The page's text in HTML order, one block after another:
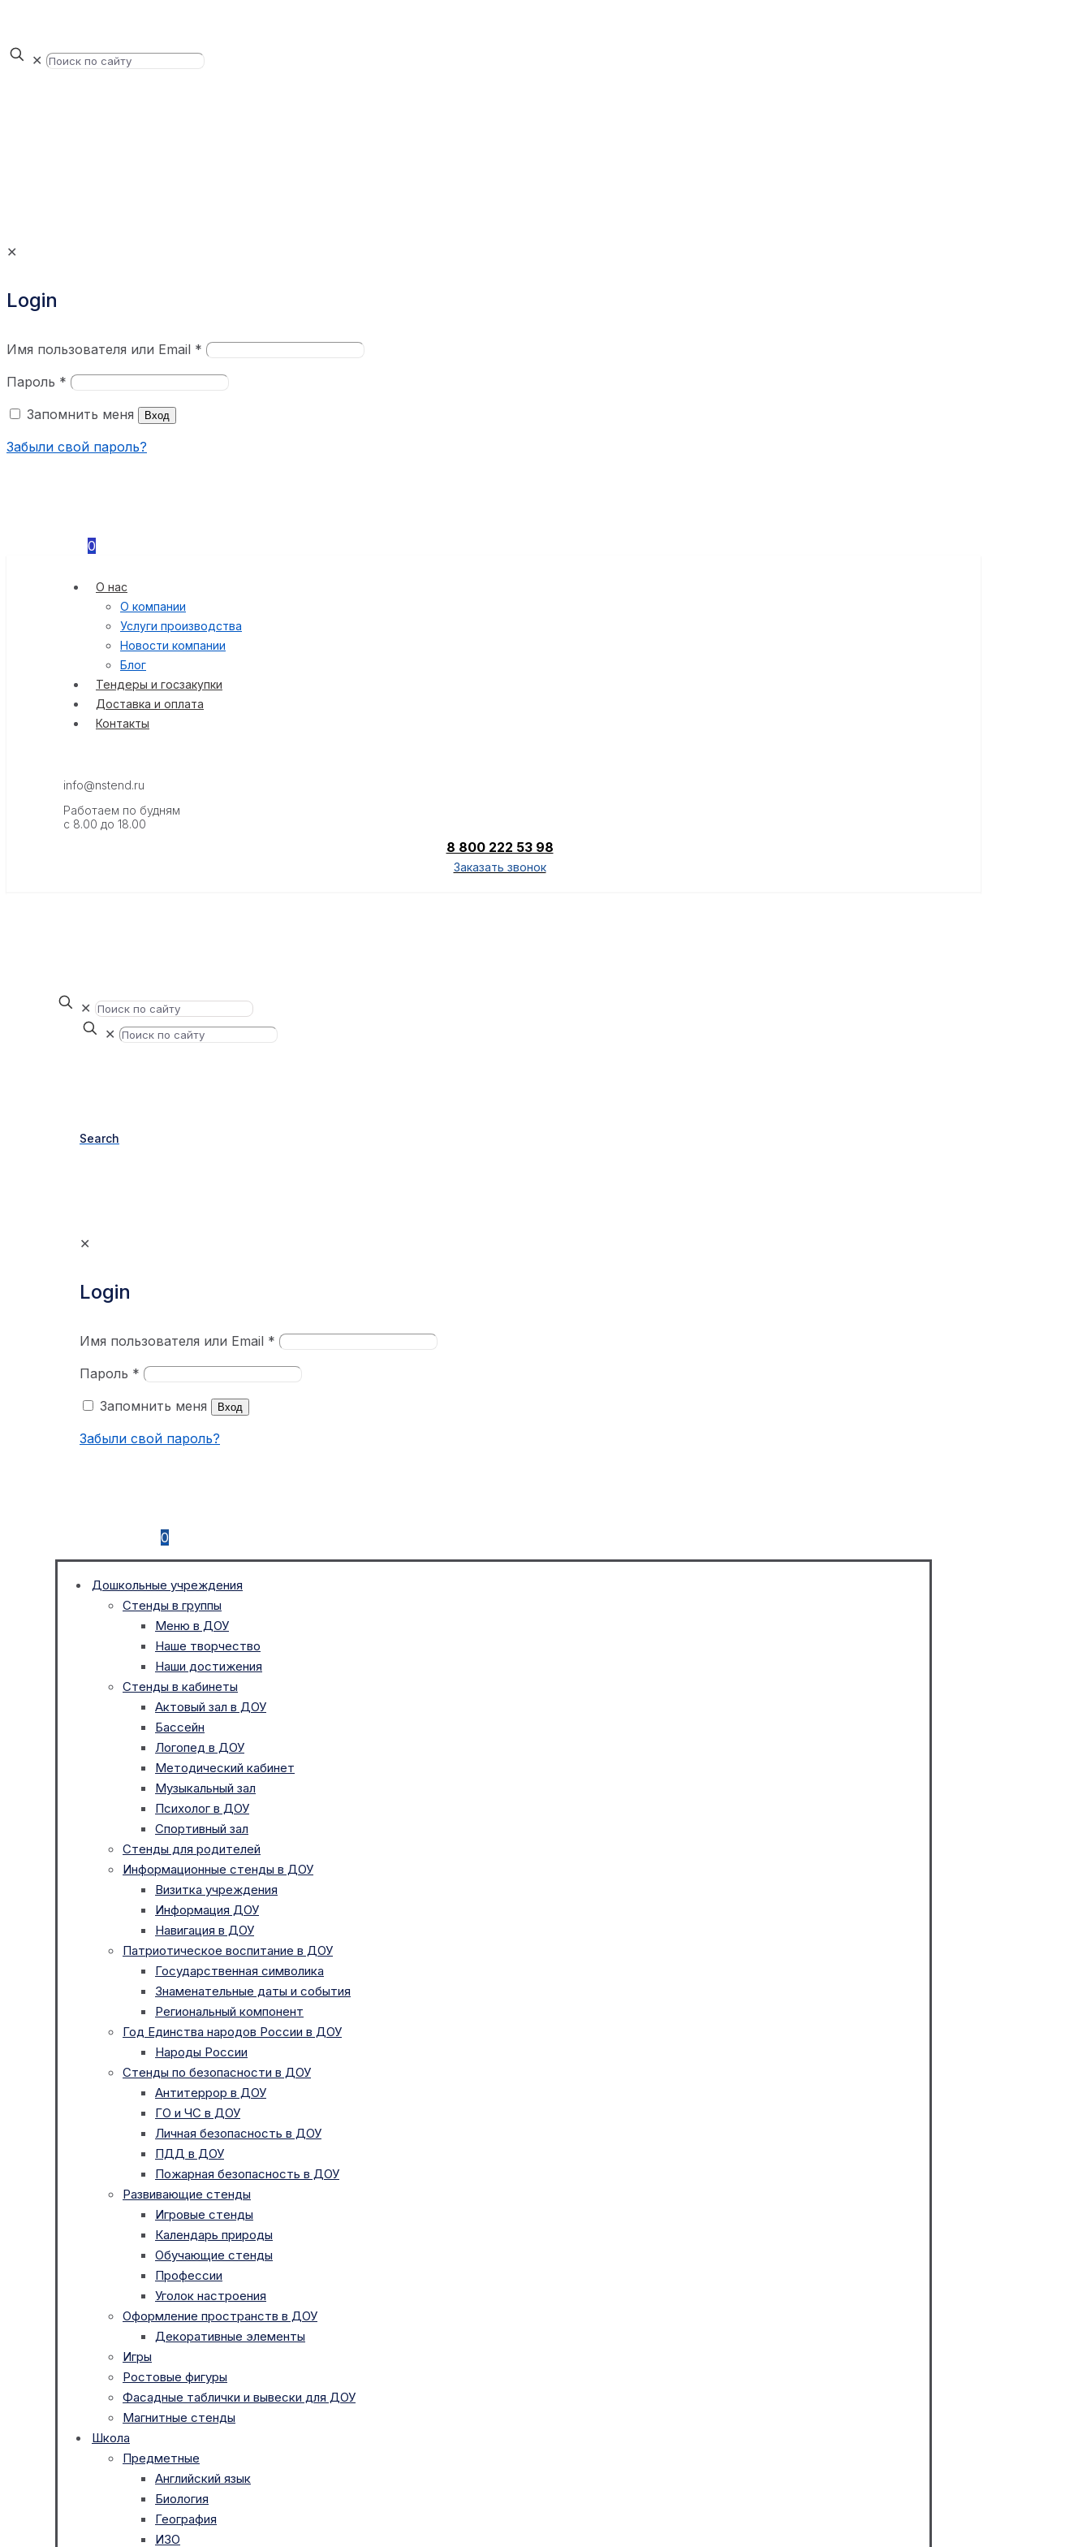
✕
✕
Login
Имя пользователя или Email *
Пароль *
Запомнить меня
Вход
Забыли свой пароль?
0
О нас
О компании
Услуги производства
Новости компании
Блог
Тендеры и госзакупки
Доставка и оплата
Контакты
info@nstend.ru
Работаем по будням
с 8.00 до 18.00
8 800 222 53 98
Заказать звонок
✕
✕
Search
✕
Login
Имя пользователя или Email *
Пароль *
Запомнить меня
Вход
Забыли свой пароль?
0
Дошкольные учреждения
Стенды в группы
Меню в ДОУ
Наше творчество
Наши достижения
Стенды в кабинеты
Актовый зал в ДОУ
Бассейн
Логопед в ДОУ
Методический кабинет
Музыкальный зал
Психолог в ДОУ
Спортивный зал
Стенды для родителей
Информационные стенды в ДОУ
Визитка учреждения
Информация ДОУ
Навигация в ДОУ
Патриотическое воспитание в ДОУ
Государственная символика
Знаменательные даты и события
Региональный компонент
Год Единства народов России в ДОУ
Народы России
Стенды по безопасности в ДОУ
Антитеррор в ДОУ
ГО и ЧС в ДОУ
Личная безопасность в ДОУ
ПДД в ДОУ
Пожарная безопасность в ДОУ
Развивающие стенды
Игровые стенды
Календарь природы
Обучающие стенды
Профессии
Уголок настроения
Оформление пространств в ДОУ
Декоративные элементы
Игры
Ростовые фигуры
Фасадные таблички и вывески для ДОУ
Магнитные стенды
Школа
Предметные
Английский язык
Биология
География
ИЗО